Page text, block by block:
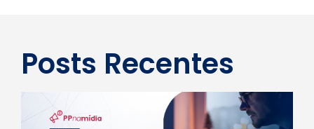
Posts Recentes